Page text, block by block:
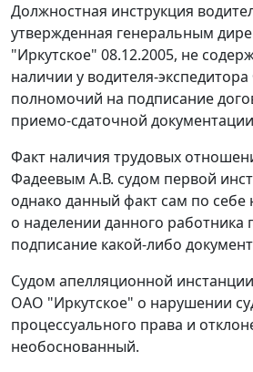
Должностная инструкция
утвержденная генеральным
"Иркутское" 08.12.2005, не
наличии у водителя-
полномочий на подписание
приемо-сдаточной
Факт наличия трудовых
Фадеевым А.В. судом первой
однако данный факт сам по себе
о наделении данного
подписание какой-либо
Судом апелляционной
ОАО "Иркутское" о нарушении
процессуального права и
необоснованный.